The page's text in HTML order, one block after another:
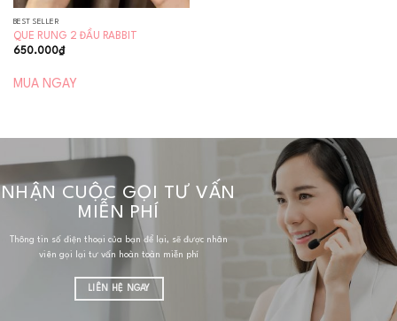
BEST SELLER
QUE RUNG 2 ĐẦU RABBIT
650.000₫
MUA NGAY
NHẬN CUỘC GỌI TƯ VẤN
MIỄN PHÍ
Thông tin số điện thoại của bạn để lại, sẽ được nhân
viên gọi lại tư vấn hoàn toàn miễn phí
LIÊN HỆ NGAY